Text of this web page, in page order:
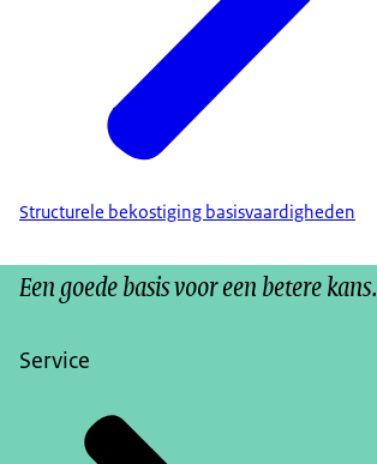
Structurele bekostiging basisvaardigheden
Een goede basis voor een betere kans.
Service